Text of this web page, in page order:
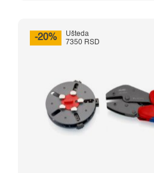
-20%
Ušteda
7350 RSD